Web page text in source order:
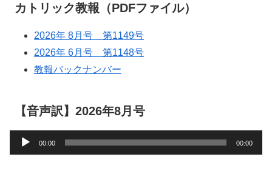
カトリック教報（PDFファイル）
2026年 8月号 第1149号
2026年 6月号 第1148号
教報バックナンバー
【音声訳】2026年8月号
声
00:00 00:00